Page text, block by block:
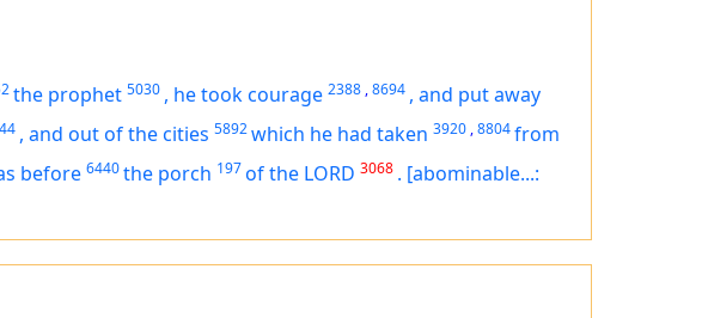
the prophet 5030 , he took courage 2388 ,8694 , and put away
, and out of the cities 5892which he had taken 3920 ,8804from
before 6440the porch 197of the LORD 3068 . [abominable...: